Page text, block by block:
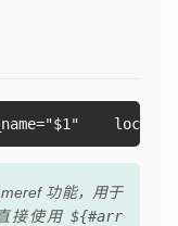
local -n
功能，用于
接使用 ${#arr